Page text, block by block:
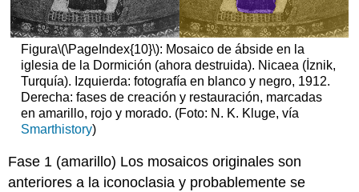
Figura\(\PageIndex{10}\): Mosaico de ábside en la
iglesia de la Dormición (ahora destruida). Nicaea (İznik,
Turquía). Izquierda: fotografía en blanco y negro, 1912.
Derecha: fases de creación y restauración, marcadas
en amarillo, rojo y morado. (Foto: N. K. Kluge, vía
Smarthistory)
Fase 1 (amarillo) Los mosaicos originales son
anteriores a la iconoclasia y probablemente se